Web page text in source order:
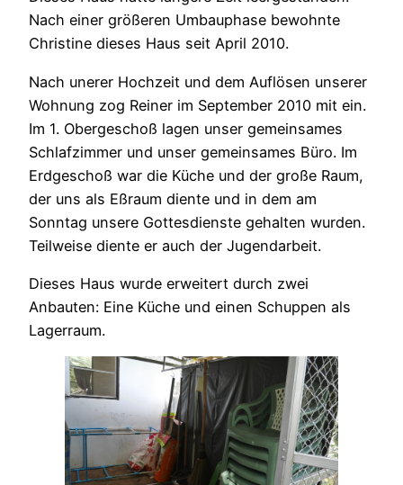
Nach einer größeren Umbauphase bewohnte
Christine dieses Haus seit April 2010.
Nach unerer Hochzeit und dem Auflösen unserer
Wohnung zog Reiner im September 2010 mit ein.
Im 1. Obergeschoß lagen unser gemeinsames
Schlafzimmer und unser gemeinsames Büro. Im
Erdgeschoß war die Küche und der große Raum,
der uns als Eßraum diente und in dem am
Sonntag unsere Gottesdienste gehalten wurden.
Teilweise diente er auch der Jugendarbeit.
Dieses Haus wurde erweitert durch zwei
Anbauten: Eine Küche und einen Schuppen als
Lagerraum.